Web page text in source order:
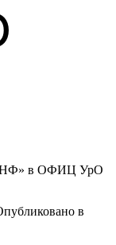
РНФ» в ОФИЦ УрО
в